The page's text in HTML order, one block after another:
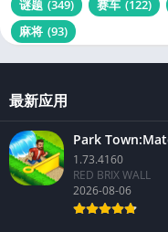
谜题 (349) 赛车 (122)
麻将 (93)
最新应用
Park
1.73.4160
RED BRIX WALL
2026-08-06